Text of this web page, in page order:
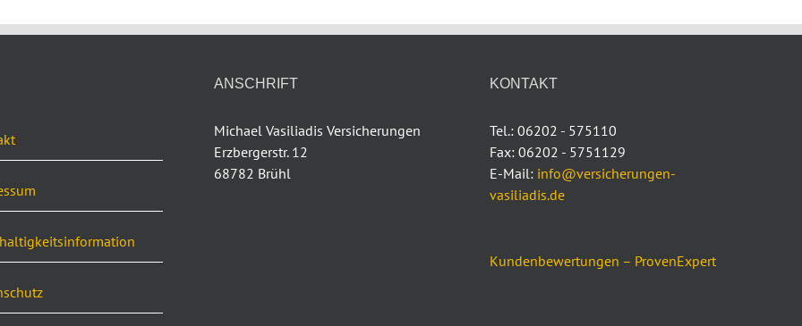
ANSCHRIFT
Michael Vasiliadis Versicherungen
Erzbergerstr. 12
68782 Brühl
KONTAKT
Tel.: 06202 - 575110
Fax: 06202 - 5751129
E-Mail: info@versicherungen-
vasiliadis.de
Kundenbewertungen – ProvenExpert